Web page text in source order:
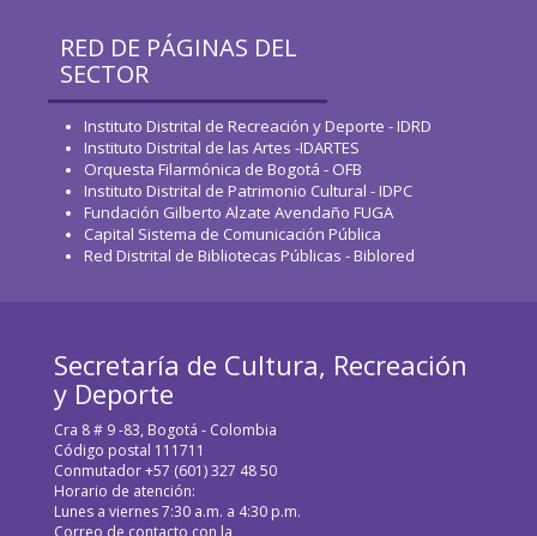
RED DE PÁGINAS DEL
SECTOR
Instituto Distrital de Recreación y Deporte - IDRD
Instituto Distrital de las Artes -IDARTES
Orquesta Filarmónica de Bogotá - OFB
Instituto Distrital de Patrimonio Cultural - IDPC
Fundación Gilberto Alzate Avendaño FUGA
Capital Sistema de Comunicación Pública
Red Distrital de Bibliotecas Públicas - Biblored
Secretaría de Cultura, Recreación
y Deporte
Cra 8 # 9 -83, Bogotá - Colombia
Código postal 111711
Conmutador +57 (601) 327 48 50
Horario de atención:
Lunes a viernes 7:30 a.m. a 4:30 p.m.
Correo de contacto con la